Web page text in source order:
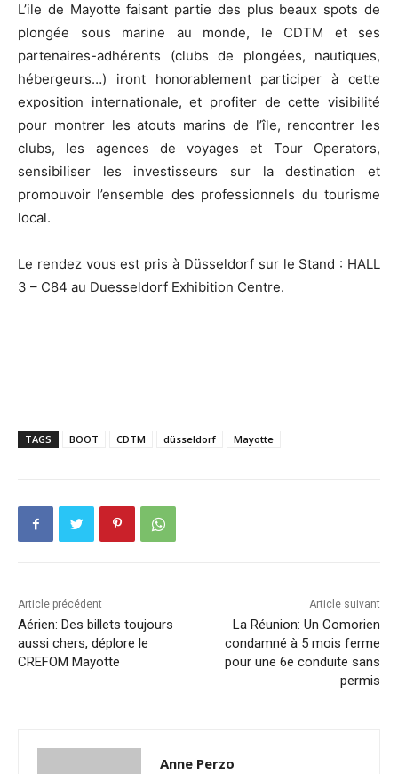
L’ile de Mayotte faisant partie des plus beaux spots de
plongée sous marine au monde, le CDTM et ses
partenaires-adhérents (clubs de plongées, nautiques,
hébergeurs…) iront honorablement participer à cette
exposition internationale, et profiter de cette visibilité
pour montrer les atouts marins de l’île, rencontrer les
clubs, les agences de voyages et Tour Operators,
sensibiliser les investisseurs sur la destination et
promouvoir l’ensemble des professionnels du tourisme
local.
Le rendez vous est pris à Düsseldorf sur le Stand : HALL
3 – C84 au Duesseldorf Exhibition Centre.
TAGS BOOT CDTM düsseldorf Mayotte
Article précédent
Aérien: Des billets toujours
aussi chers, déplore le
CREFOM Mayotte
Article suivant
La Réunion: Un Comorien
condamné à 5 mois ferme
pour une 6e conduite sans
permis
Anne Perzo